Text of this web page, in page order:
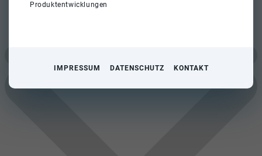
Produktentwicklungen
IMPRESSUM DATENSCHUTZ KONTAKT